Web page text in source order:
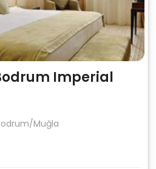
Imperial
Muğla